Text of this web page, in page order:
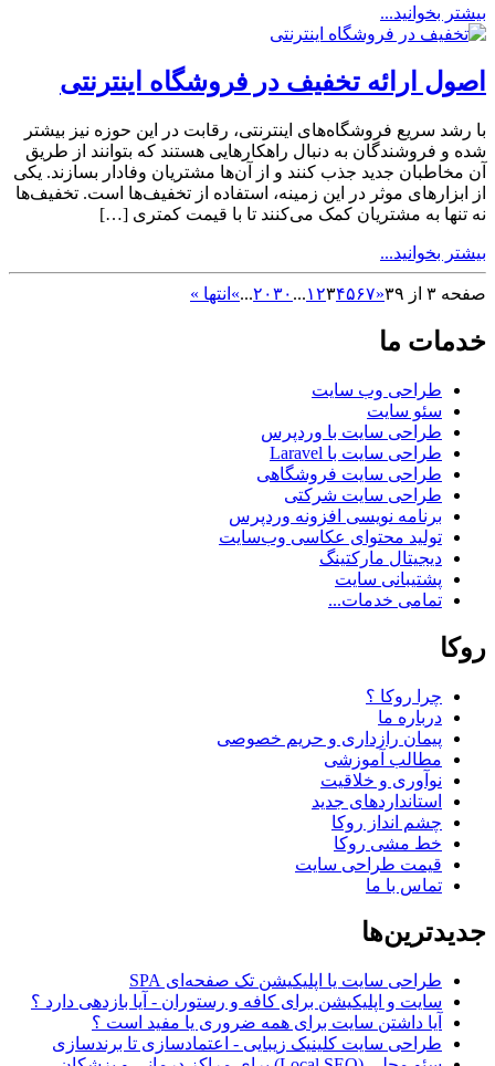
بیشتر بخوانید...
اصول ارائه تخفیف در فروشگاه اینترنتی
با رشد سریع فروشگاه‌های اینترنتی، رقابت در این حوزه نیز بیشتر
شده و فروشندگان به دنبال راهکارهایی هستند که بتوانند از طریق
آن مخاطبان جدید جذب کنند و از آن‌ها مشتریان وفادار بسازند. یکی
از ابزارهای موثر در این زمینه، استفاده از تخفیف‌ها است. تخفیف‌ها
نه تنها به مشتریان کمک می‌کنند تا با قیمت کمتری […]
بیشتر بخوانید...
صفحه ۳ از ۳۹ « ۱۲۳۴۵۶۷ ... ۲۰۳۰ ...
» انتها »
خدمات ما
طراحی وب سایت
سئو سایت
طراحی سایت با وردپرس
طراحی سایت با Laravel
طراحی سایت فروشگاهی
طراحی سایت شرکتی
برنامه نویسی افزونه وردپرس
تولید محتوای عکاسی وب‌سایت
دیجیتال مارکتینگ
پشتیبانی سایت
تمامی خدمات...
روکا
چرا روکا ؟
درباره ما
پیمان رازداری و حریم خصوصی
مطالب آموزشی
نوآوری و خلاقیت
استانداردهای جدید
چشم انداز روکا
خط مشی روکا
قیمت طراحی سایت
تماس با ما
جدیدترین‌ها
طراحی سایت یا اپلیکیشن تک صفحه‌ای SPA
سایت و اپلیکیشن برای کافه و رستوران - آیا بازدهی دارد ؟
آیا داشتن سایت برای همه ضروری یا مفید است ؟
طراحی سایت کلینیک زیبایی - اعتمادسازی تا برندسازی